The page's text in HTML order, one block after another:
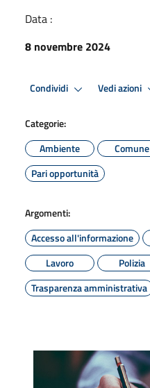
Data :
8 novembre 2024
Condividi Vedi azioni
Categorie:
Ambiente
Comune
Pari opportunità
Argomenti:
Accesso all'informazione
Lavoro
Polizia
Trasparenza amministrativa